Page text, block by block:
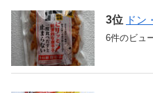
ド
6件のビュ